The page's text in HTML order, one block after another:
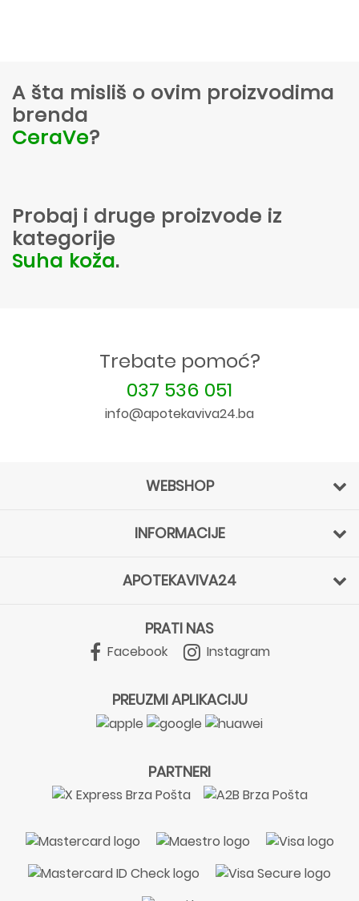
A šta misliš o ovim proizvodima
brenda
CeraVe?
Probaj i druge proizvode iz
kategorije
Suha koža.
Trebate pomoć?
037 536 051
info@apotekaviva24.ba
WEBSHOP
INFORMACIJE
APOTEKAVIVA24
PRATI NAS
Facebook Instagram
PREUZMI APLIKACIJU
PARTNERI